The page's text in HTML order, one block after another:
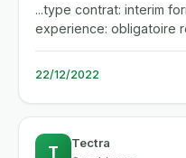
...type contrat: interim
experience: obligatoire
casablanca (h/f)best...
22/12/2022
T Tectra